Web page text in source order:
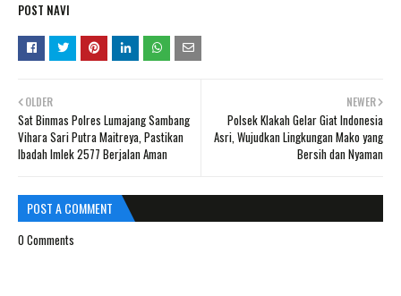
POST NAVI
NEWER
Polsek Klakah Gelar Giat Indonesia
Asri, Wujudkan Lingkungan Mako yang
Bersih dan Nyaman
OLDER
Sat Binmas Polres Lumajang Sambang
Vihara Sari Putra Maitreya, Pastikan
Ibadah Imlek 2577 Berjalan Aman
POST A COMMENT
0 Comments